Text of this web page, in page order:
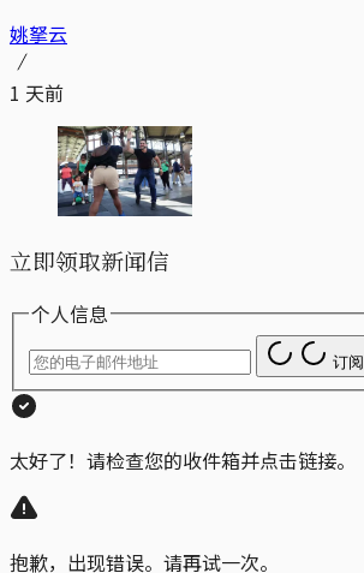
姚拏云
1 天前
立即领取新闻信
个人信息
订阅
太好了！请检查您的收件箱并点击链接。
抱歉，出现错误。请再试一次。